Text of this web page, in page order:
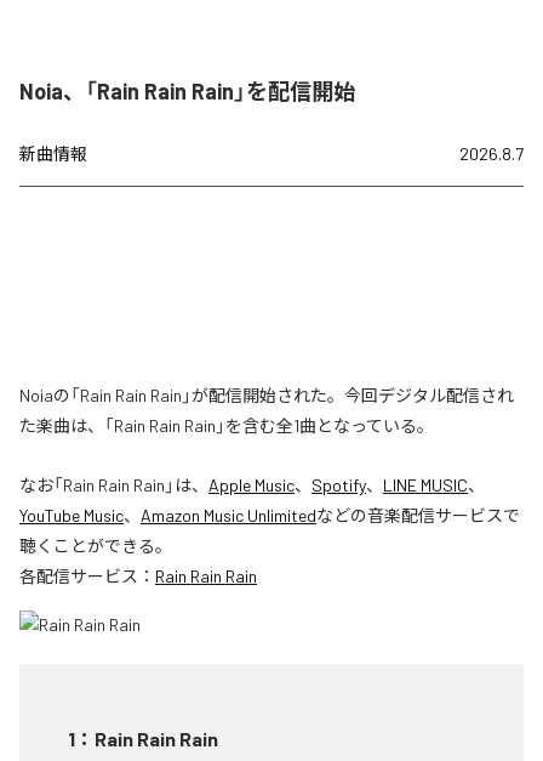
Noia、「Rain Rain Rain」を配信開始
新曲情報 2026.8.7
Noiaの「Rain Rain Rain」が配信開始された。今回デジタル配信され
た楽曲は、「Rain Rain Rain」を含む全1曲となっている。
なお「Rain Rain Rain 」は、 Apple Music、 Spotify、 LINE MUSIC、
YouTube Music、 Amazon Music Unlimitedなどの音楽配信サービスで
聴くことができる。
各配信サービス： Rain Rain Rain
1 ： Rain Rain Rain